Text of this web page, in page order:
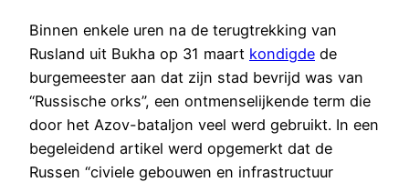
Binnen enkele uren na de terugtrekking van
Rusland uit Bukha op 31 maart kondigde de
burgemeester aan dat zijn stad bevrijd was van
“Russische orks”, een ontmenselijkende term die
door het Azov-bataljon veel werd gebruikt. In een
begeleidend artikel werd opgemerkt dat de
Russen “civiele gebouwen en infrastructuur